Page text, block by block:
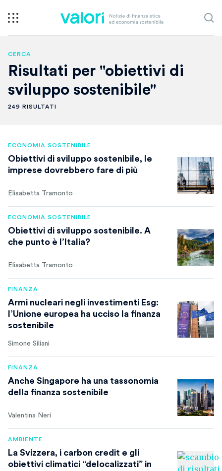
CERCA
Risultati per "obiettivi di
sviluppo sostenibile"
249 RISULTATI
ECONOMIA SOSTENIBILE
Obiettivi di sviluppo sostenibile, le
imprese dovrebbero fare di più
Elisabetta Tramonto
ECONOMIA SOSTENIBILE
Obiettivi di sviluppo sostenibile. A
che punto è l’Italia?
Elisabetta Tramonto
FINANZA
Armi nucleari negli investimenti Esg:
l’Unione europea ha ucciso la finanza
sostenibile
Simone Siliani
FINANZA
Anche Singapore ha una tassonomia
della finanza sostenibile
Valentina Neri
AMBIENTE
La Svizzera, i carbon credit e gli
obiettivi climatici “delocalizzati” in